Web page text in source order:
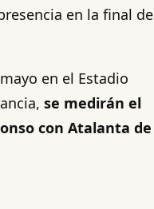
en la final de
en el Estadio
se medirán el
con Atalanta de